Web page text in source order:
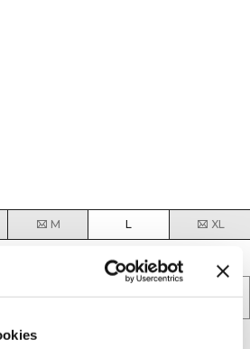
M L XL
TOEVOEGEN